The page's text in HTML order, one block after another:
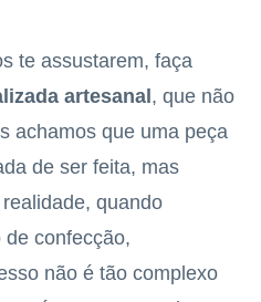
te assustarem, faça
artesanal , que não
achamos que uma peça
de ser feita, mas
quando
confecção,
não é tão complexo